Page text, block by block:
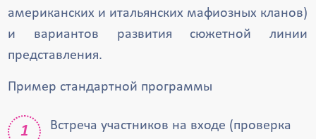
американских и итальянских мафиозных кланов)
и вариантов развития сюжетной линии
представления.
Пример стандартной программы
Встреча участников на входе (проверка